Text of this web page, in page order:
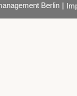
Berlin |